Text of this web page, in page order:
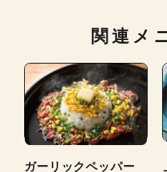
関連メ
ガーリックペッパー